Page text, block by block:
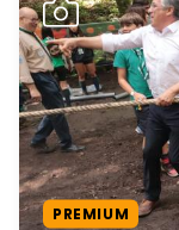
PREMIUM